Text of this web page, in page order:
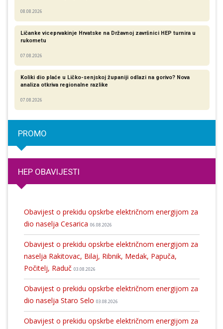
08.08.2026
Ličanke viceprvakinje Hrvatske na Državnoj završnici HEP turnira u
rukometu
07.08.2026
Koliki dio plaće u Ličko-senjskoj županiji odlazi na gorivo? Nova
analiza otkriva regionalne razlike​
07.08.2026
PROMO
HEP OBAVIJESTI
Obavijest o prekidu opskrbe električnom energijom za
dio naselja Cesarica 06.08.2026
Obavijest o prekidu opskrbe električnom energijom za
naselja Rakitovac, Bilaj, Ribnik, Medak, Papuča,
Počitelj, Raduč 03.08.2026
Obavijest o prekidu opskrbe električnom energijom za
dio naselja Staro Selo 03.08.2026
Obavijest o prekidu opskrbe električnom energijom za